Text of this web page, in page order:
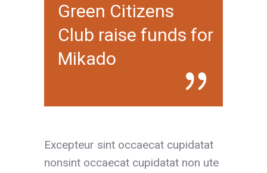
Green Citizens
Club raise funds for
Mikado
Excepteur sint occaecat cupidatat
nonsint occaecat cupidatat non ute